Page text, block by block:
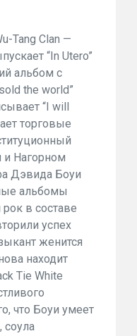
Tang Clan —
“In Utero”
альбом с
the world”
“I will
торговые
и Нагорном
Дэвида Боуи
альбомы
в составе
успех
женится
находит
Tie White
что Боуи умеет
соула